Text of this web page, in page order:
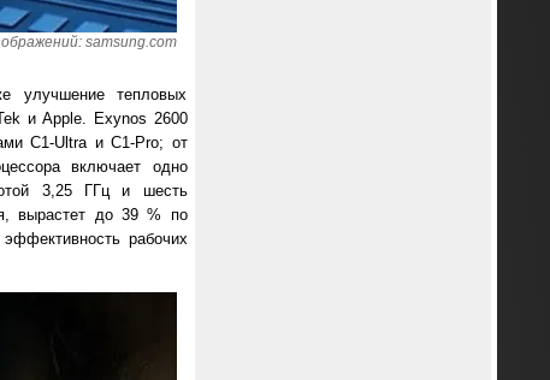
samsung.com
улучшение тепловых
и Apple. Exynos 2600
C1-Ultra и C1-Pro; от
включает одно
3,25 ГГц и шесть
вырастет до 39 % по
рабочих